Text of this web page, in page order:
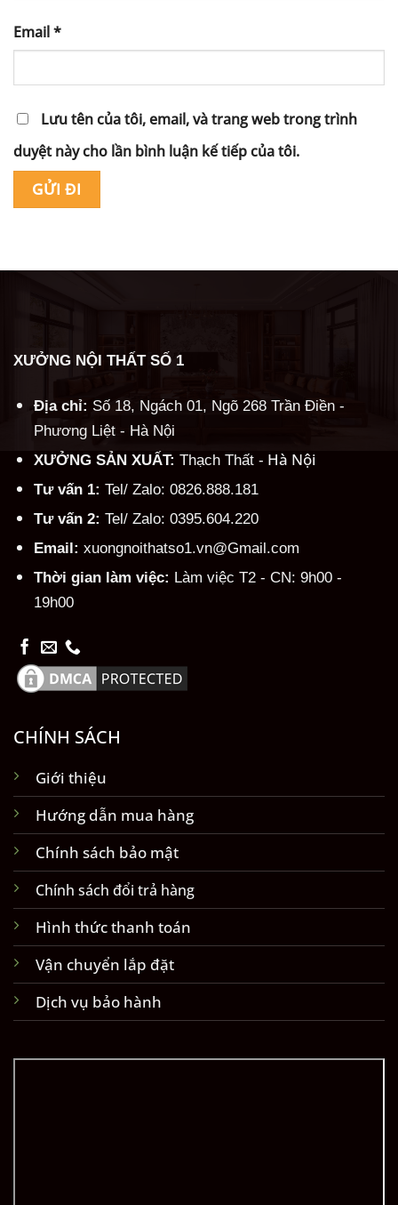
Email*
Lưu tên của tôi, email, và trang web trong trình
duyệt này cho lần bình luận kế tiếp của tôi.
XƯỞNG NỘI THẤT SỐ 1
Địa chỉ: Số 18, Ngách 01, Ngõ 268 Trần Điền -
Phương Liệt - Hà Nội
XƯỞNG SẢN XUẤT: Thạch Thất - Hà Nội
Tư vấn 1: Tel/ Zalo: 0826.888.181
Tư vấn 2: Tel/ Zalo: 0395.604.220
Email: xuongnoithatso1.vn@Gmail.com
Thời gian làm việc: Làm việc T2 - CN: 9h00 -
19h00
CHÍNH SÁCH
Giới thiệu
Hướng dẫn mua hàng
Chính sách bảo mật
Chính sách đổi trả hàng
Hình thức thanh toán
Vận chuyển lắp đặt
Dịch vụ bảo hành